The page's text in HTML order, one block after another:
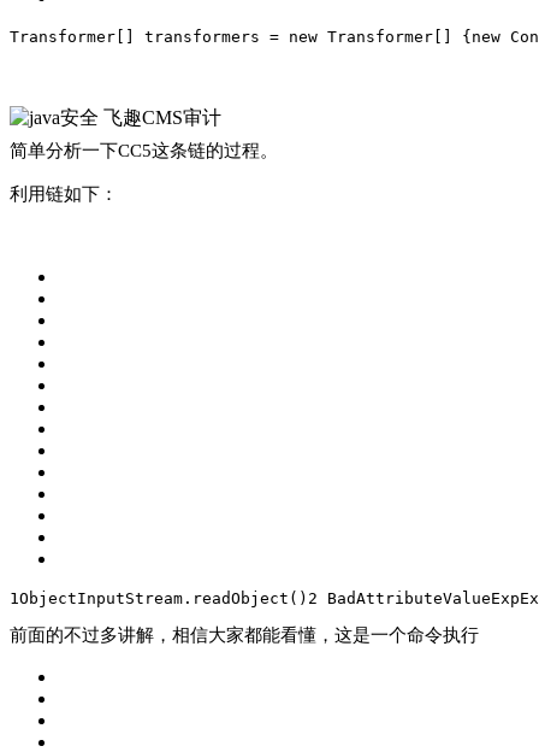
Transformer[] transformers = new Transformer[] { new
简单分析一下CC5这条链的过程。
利用链如下 ：
1 ObjectInputStream .readObject () 2
前面的不过多讲解，相信大家都能看懂，这是一个命令执行